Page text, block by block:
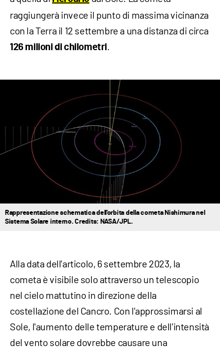
raggiungerà invece il punto di massima vicinanza
con la Terra il 12 settembre a una distanza di circa
126 milioni di chilometri.
Rappresentazione schematica dell'orbita della cometa Nishimura nel
Sistema Solare interno. Credits: NASA/JPL.
Alla data dell'articolo, 6 settembre 2023, la
cometa è visibile solo attraverso un telescopio
nel cielo mattutino in direzione della
costellazione del Cancro. Con l'approssimarsi al
Sole, l'aumento delle temperature e dell'intensità
del vento solare dovrebbe causare una